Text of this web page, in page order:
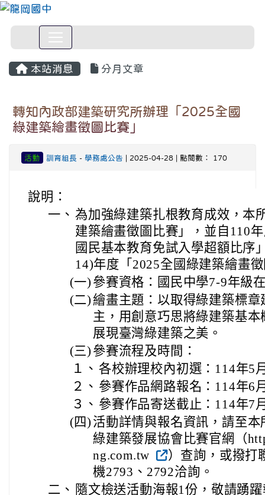
本站消息 分月文章
轉知內政部建築研究所辦理「2025全國
綠建築繪畫徵圖比賽」
活動 訓育組長 - 學務處公告 | 2025-04-28 | 點閱數： 170
說明：
一、 為加強綠建築扎根教育成效，本
建築繪畫徵圖比賽」，並自110
國民基本教育免試入學超額比序
14)年度「2025全國綠建築繪畫
(一) 參賽資格：國民中學7-9年級
(二) 繪畫主題：以取得綠建築標
主，用創意巧思將綠建築基
展現臺灣綠建築之美。
(三) 參賽流程及時間：
１、 各校辦理校內初選：114年5
２、 參賽作品網路報名：114年6
３、 參賽作品寄送截止：114年7
(四) 活動詳情與報名資訊，請至
綠建築發展協會比賽官網（
ng.com.tw
）查詢，或撥打
機2793、2792洽詢。
二、 隨文檢送活動海報1份，敬請踴